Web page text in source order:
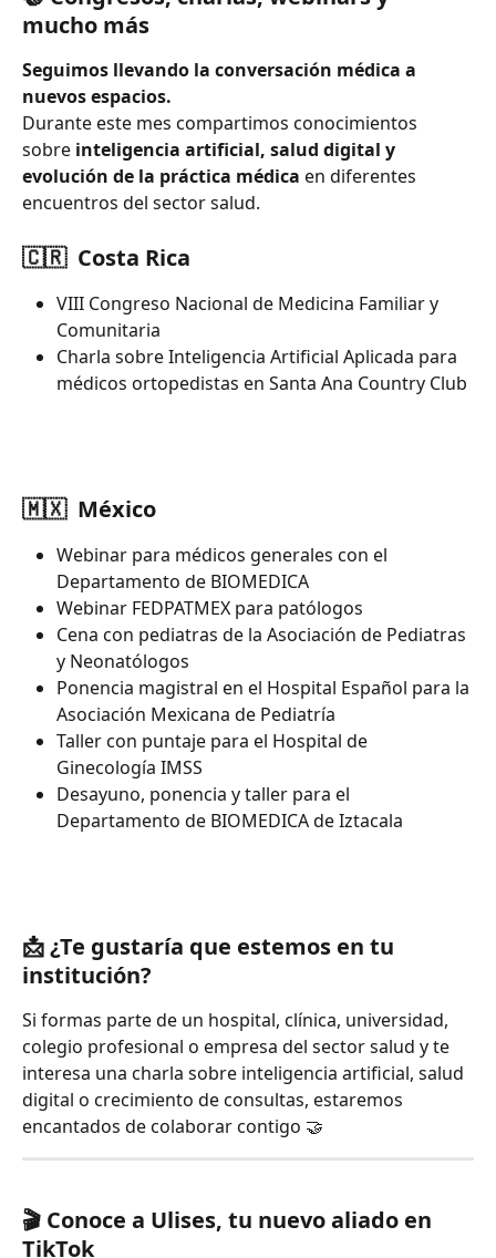
mucho más
Seguimos llevando la conversación médica a
nuevos espacios.
Durante este mes compartimos conocimientos
sobre inteligencia artificial, salud digital y
evolución de la práctica médica en diferentes
encuentros del sector salud.
🇨🇷  Costa Rica
VIII Congreso Nacional de Medicina Familiar y
Comunitaria
Charla sobre Inteligencia Artificial Aplicada para
médicos ortopedistas en Santa Ana Country Club
🇲🇽  México
Webinar para médicos generales con el
Departamento de BIOMEDICA
Webinar FEDPATMEX para patólogos
Cena con pediatras de la Asociación de Pediatras
y Neonatólogos
Ponencia magistral en el Hospital Español para la
Asociación Mexicana de Pediatría
Taller con puntaje para el Hospital de
Ginecología IMSS
Desayuno, ponencia y taller para el
Departamento de BIOMEDICA de Iztacala
📩 ¿Te gustaría que estemos en tu
institución?
Si formas parte de un hospital, clínica, universidad,
colegio profesional o empresa del sector salud y te
interesa una charla sobre inteligencia artificial, salud
digital o crecimiento de consultas, estaremos
encantados de colaborar contigo 🤝
🎬 Conoce a Ulises, tu nuevo aliado en
TikTok